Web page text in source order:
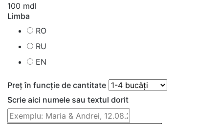
100 mdl
Limba
RO
RU
EN
Preț în funcție de cantitate
Scrie aici numele sau textul dorit